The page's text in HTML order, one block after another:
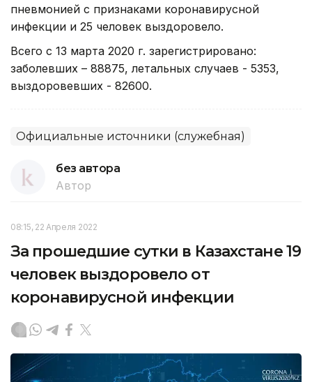
пневмонией с признаками коронавирусной
инфекции и 25 человек выздоровело.
Всего с 13 марта 2020 г. зарегистрировано:
заболевших – 88875, летальных случаев - 5353,
выздоровевших - 82600.
Официальные источники (служебная)
без автора
Автор
08:15, 22 Апреля 2022
За прошедшие сутки в Казахстане 19
человек выздоровело от
коронавирусной инфекции